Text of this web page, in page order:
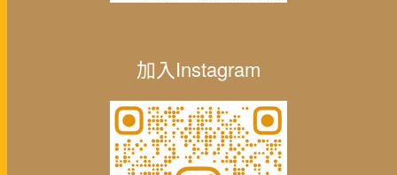
加入Instagram